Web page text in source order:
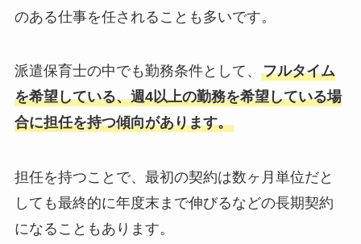
のある仕事を任されることも多いです。
派遣保育士の中でも勤務条件として、 フルタイム
を希望している、週4以上の勤務を希望している場
合に担任を持つ傾向があります。
担任を持つことで、最初の契約は数ヶ月単位だと
しても最終的に年度末まで伸びるなどの長期契約
になることもあります。